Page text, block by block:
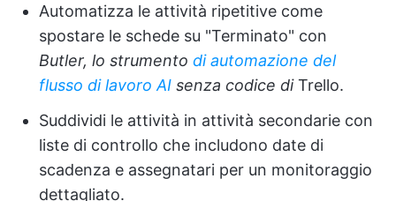
Automatizza le attività ripetitive come
spostare le schede su "Terminato" con
Butler, lo strumento di automazione del
flusso di lavoro AI senza codice diTrello.
Suddividi le attività in attività secondarie con
liste di controllo che includono date di
scadenza e assegnatari per un monitoraggio
dettagliato.